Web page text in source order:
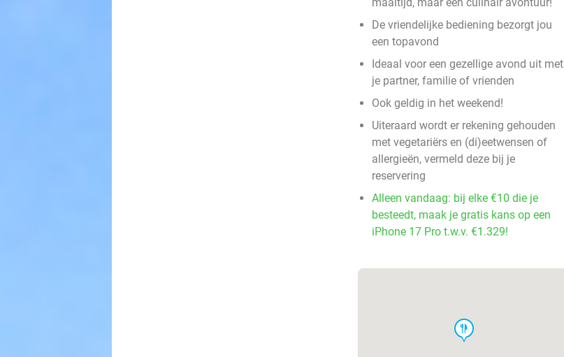
De vriendelijke bediening bezorgt jou
een topavond
Ideaal voor een gezellige avond uit met
je partner, familie of vrienden
Ook geldig in het weekend!
Uiteraard wordt er rekening gehouden
met vegetariërs en (di)eetwensen of
allergieën, vermeld deze bij je
reservering
Alleen vandaag: bij elke €10 die je
besteedt, maak je gratis kans op een
iPhone 17 Pro t.w.v. €1.329!
food